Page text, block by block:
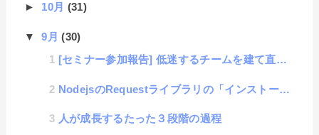
► 10月 (31)
▼9月(30)
[セミナー参加報告] 低迷するチームを建て直し、大学サッカー日本一へ！企業経営にもつながる神川流「チ...
NodejsのRequestライブラリの「インストールしているのにCanNotFind問題」の対応方法
人が成長するたった３段階の過程